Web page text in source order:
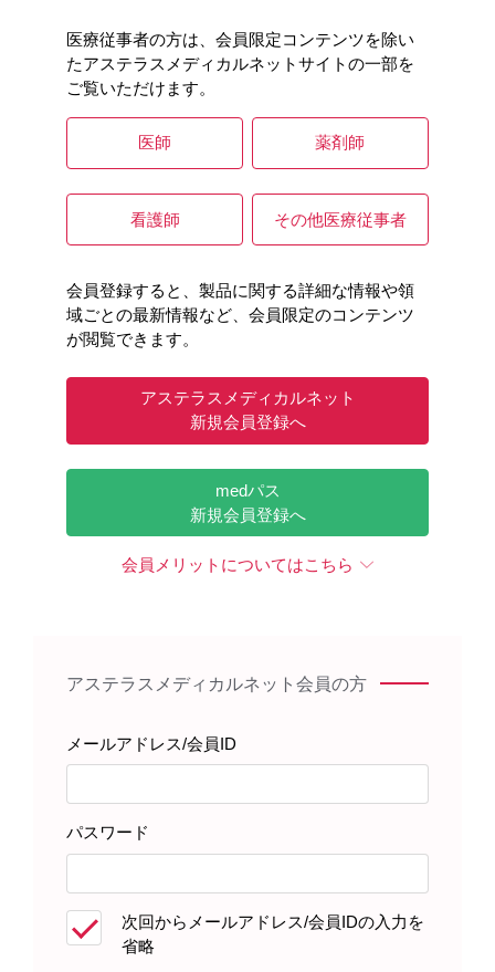
映像で解説した動画です。A5版の患者さん向け冊子と連動
しており、冊子と合わせて見ていただける仕様となってい
ます。
診療の場で患者さん指導の際にお使いいただく場合には、
ページ下段の同意事項をご確認の上、動画をダウンロード
してご利用ください。
監修医：琉球大学大学院医学研究科 医学専攻眼科学講座 教
授 古泉英貴 先生
0:00 15:18
/
※音声オフで再生されますので、ミュート解除し音量を調
00:24 ①萎縮型加齢黄斑変性について
04:35 ②アイザベイについて
08:11 ④萎縮型加齢黄斑変性や治療に関する
よくある質問
本動画をダウンロードするには、以下の条件に同意す
る必要があります。
医療従事者の方は、会員限定コンテンツを除い
たアステラスメディカルネットサイトの一部を
ご覧いただけます。
医師 薬剤師
看護師 その他医療従事者
会員登録すると、製品に関する詳細な情報や領
域ごとの最新情報など、会員限定のコンテンツ
が閲覧できます。
アステラスメディカルネット
新規会員登録へ
medパス
新規会員登録へ
会員メリットについてはこちら
アステラスメディカルネット会員の方
メールアドレス/会員ID
パスワード
次回からメールアドレス/会員IDの入力を
省略